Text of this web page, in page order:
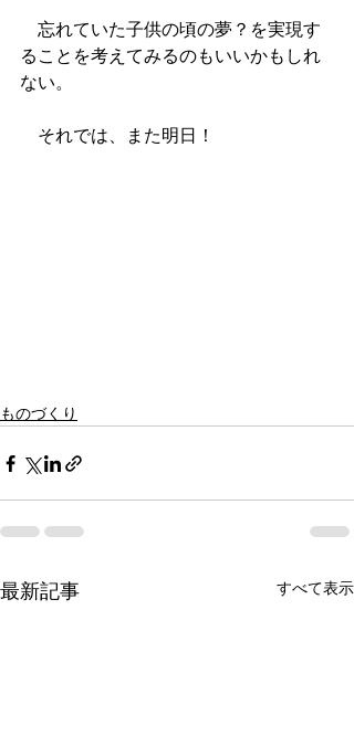
忘れていた子供の頃の夢？を実現す
ることを考えてみるのもいいかもしれ
ない。
それでは、また明日！
ものづくり
最新記事 すべて表示